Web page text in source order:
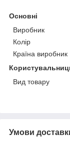
Основні
Виробник
Колір
Країна виробник
Вид товару
Умови